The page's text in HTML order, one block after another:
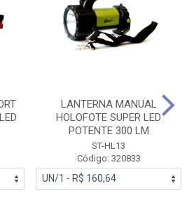
LANTERNA MANUAL
HOLOFOTE SUPER LED
POTENTE 300 LM
ST-HL13
Código: 320833